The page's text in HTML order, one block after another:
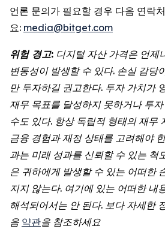
언론 문의가 필요할 경우 다음 연락
요: media@bitget.com
위험 경고: 디지털 자산 가격은 언제
변동성이 발생할 수 있다. 손실 감당
만 투자하길 권고한다. 투자 가치가
재무 목표를 달성하지 못하거나 투
수도 있다. 항상 독립적 형태의 재무
금융 경험과 재정 상태를 고려해야
과는 미래 성과를 신뢰할 수 있는 척
은 귀하에게 발생할 수 있는 어떠한
지지 않는다. 여기에 있는 어떠한 내
해석되어서는 안 된다. 보다 자세한
음 약관을 참조하세요